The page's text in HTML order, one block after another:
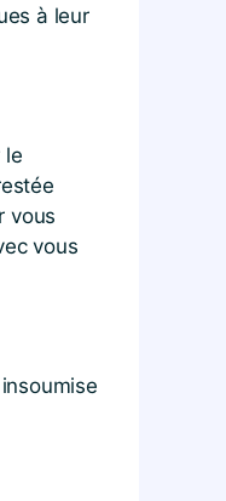
à leur
le
vous
vous